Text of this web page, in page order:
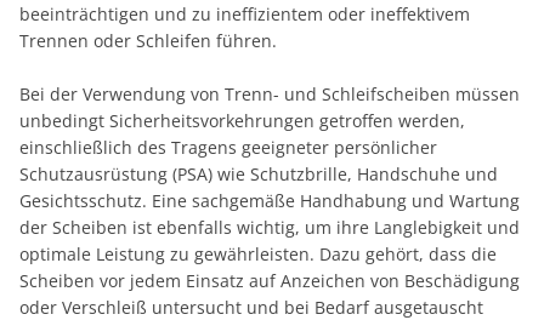
beeinträchtigen und zu ineffizientem oder ineffektivem
Trennen oder Schleifen führen.
Bei der Verwendung von Trenn- und Schleifscheiben müssen
unbedingt Sicherheitsvorkehrungen getroffen werden,
einschließlich des Tragens geeigneter persönlicher
Schutzausrüstung (PSA) wie Schutzbrille, Handschuhe und
Gesichtsschutz. Eine sachgemäße Handhabung und Wartung
der Scheiben ist ebenfalls wichtig, um ihre Langlebigkeit und
optimale Leistung zu gewährleisten. Dazu gehört, dass die
Scheiben vor jedem Einsatz auf Anzeichen von Beschädigung
oder Verschleiß untersucht und bei Bedarf ausgetauscht